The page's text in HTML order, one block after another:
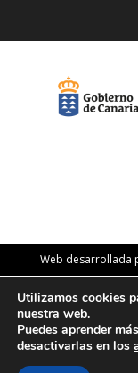
Web desarrollada
Utilizamos cookies
nuestra web.
Puedes aprender
desactivarlas en los